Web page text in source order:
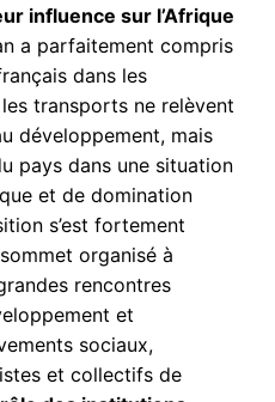
influence sur l’Afrique
a parfaitement compris
dans les
transports ne relèvent
développement, mais
pays dans une situation
et de domination
s’est fortement
organisé à
rencontres
et
sociaux,
et collectifs de